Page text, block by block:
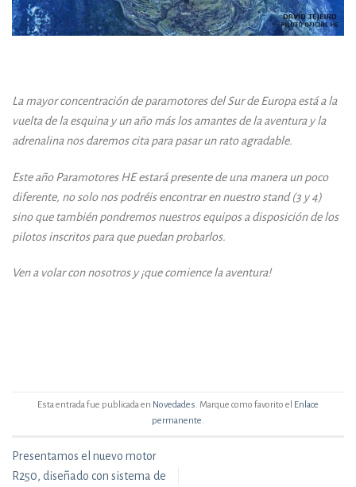
La mayor concentración de paramotores del Sur de Europa está a la
vuelta de la esquina y un año más los amantes de la aventura y la
adrenalina nos daremos cita para pasar un rato agradable.
Este año Paramotores HE estará presente de una manera un poco
diferente, no solo nos podréis encontrar en nuestro stand (3 y 4)
sino que también pondremos nuestros equipos a disposición de los
pilotos inscritos para que puedan probarlos.
Ven a volar con nosotros y ¡que comience la aventura!
Esta entrada fue publicada en Novedades. Marque como favorito el
Enlace
permanente.
Presentamos el nuevo motor
R250, diseñado con sistema de